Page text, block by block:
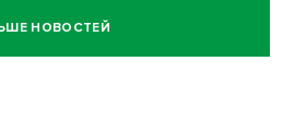
НОВОСТЕЙ